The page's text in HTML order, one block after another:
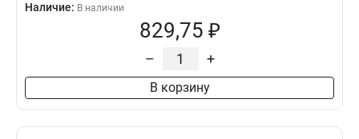
Наличие: В наличии
829,75 ₽
– +
В корзину